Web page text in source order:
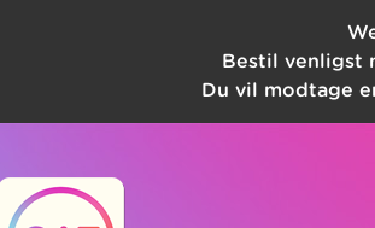
Bestil venligst
Du vil modtage